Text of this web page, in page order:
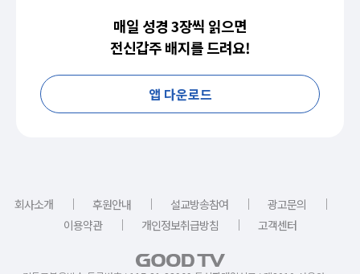
매일 성경 3장씩 읽으면
전신갑주 배지를 드려요!
앱 다운로드
회사소개 ｜ 후원안내 ｜ 설교방송참여 ｜ 광고문의
｜
이용약관
｜ 개인정보취급방침 ｜ 고객센터